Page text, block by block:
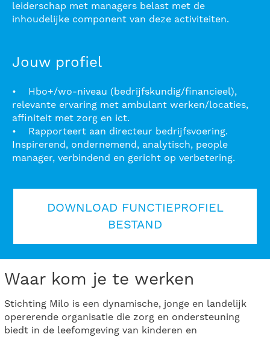
leiderschap met managers belast met de
inhoudelijke component van deze activiteiten.
Jouw profiel
• Hbo+/wo-niveau (bedrijfskundig/financieel),
relevante ervaring met ambulant werken/locaties,
affiniteit met zorg en ict.
• Rapporteert aan directeur bedrijfsvoering.
Inspirerend, ondernemend, analytisch, people
manager, verbindend en gericht op verbetering.
DOWNLOAD FUNCTIEPROFIEL
BESTAND
Waar kom je te werken
Stichting Milo is een dynamische, jonge en landelijk
opererende organisatie die zorg en ondersteuning
biedt in de leefomgeving van kinderen en